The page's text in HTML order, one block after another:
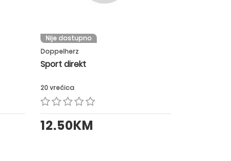
Nije dostupno
Doppelherz
Sport direkt
20 vrećica
12.50KM